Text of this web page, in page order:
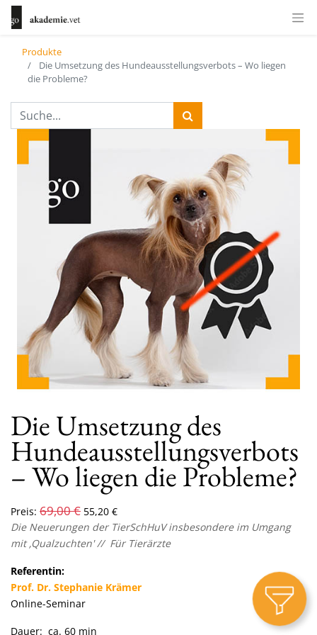
Produkte
Die Umsetzung des Hundeausstellungsverbots – Wo liegen
die Probleme?
Die Umsetzung des
Hundeausstellungsverbots
– Wo liegen die Probleme?
Preis: 69,00€ 55,20 €
Die Neuerungen der TierSchHuV insbesondere im Umgang
mit ‚Qualzuchten' // Für Tierärzte
Referentin:
Prof. Dr. Stephanie Krämer
Online-Seminar
Dauer: ca. 60 min